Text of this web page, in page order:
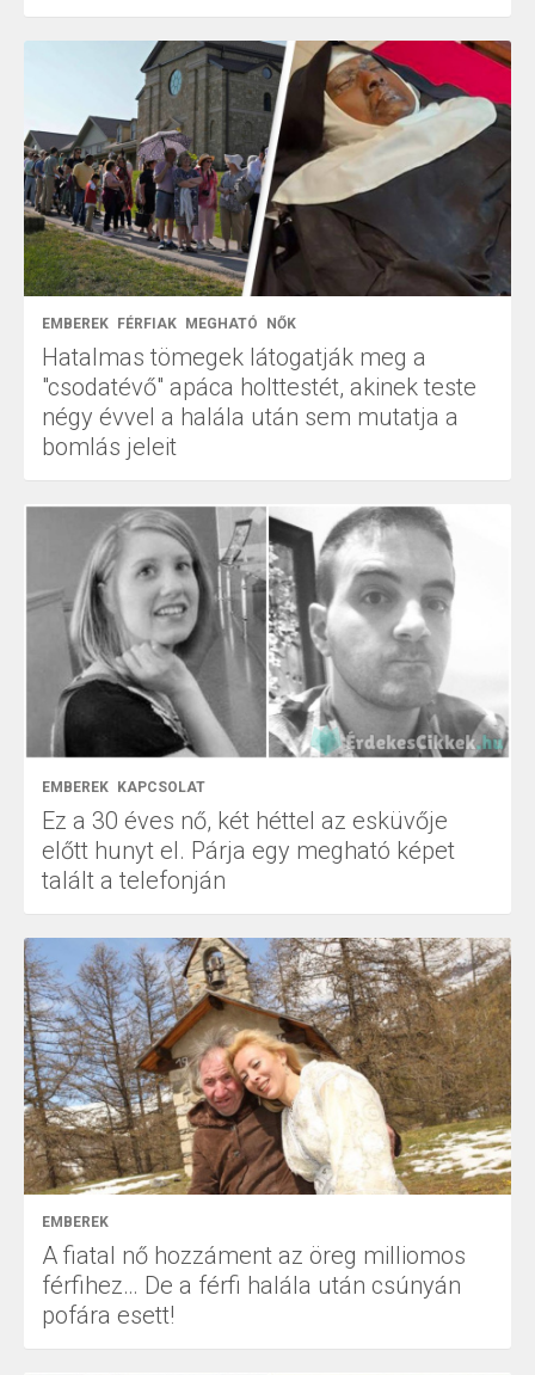
EMBEREK FÉRFIAK MEGHATÓ NŐK
Hatalmas tömegek látogatják meg a
"csodatévő" apáca holttestét, akinek teste
négy évvel a halála után sem mutatja a
bomlás jeleit
EMBEREK KAPCSOLAT
Ez a 30 éves nő, két héttel az esküvője
előtt hunyt el. Párja egy megható képet
talált a telefonján
EMBEREK
A fiatal nő hozzáment az öreg milliomos
férfihez… De a férfi halála után csúnyán
pofára esett!